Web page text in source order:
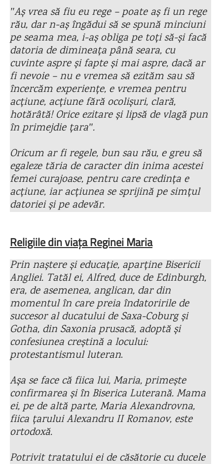
ʺAș vrea să fiu eu rege – poate aș fi un rege
rău, dar n-aș îngădui să se spună minciuni
pe seama mea, i-aș obliga pe toți să-și facă
datoria de dimineața până seara, cu
cuvinte aspre și fapte și mai aspre, dacă ar
fi nevoie – nu e vremea să ezităm sau să
încercăm experiențe, e vremea pentru
acțiune, acțiune fără ocolișuri, clară,
hotărâtă! Orice ezitare și lipsă de vlagă pun
în primejdie țaraʺ.
Oricum ar fi regele, bun sau rău, e greu să
egaleze tăria de caracter din inima acestei
femei curajoase, pentru care credința e
acțiune, iar acțiunea se sprijină pe simțul
datoriei și pe adevăr.
Religiile din viața Reginei Maria
Prin naștere și educație, aparține Bisericii
Angliei. Tatăl ei, Alfred, duce de Edinburgh,
era, de asemenea, anglican, dar din
momentul în care preia îndatoririle de
succesor al ducatului de Saxa-Coburg și
Gotha, din Saxonia prusacă, adoptă și
confesiunea creștină a locului:
protestantismul luteran.
Așa se face că fiica lui, Maria, primește
confirmarea și în Biserica Luterană. Mama
ei, pe de altă parte, Maria Alexandrovna,
fiica țarului Alexandru II Romanov, este
ortodoxă.
Potrivit tratatului ei de căsătorie cu ducele